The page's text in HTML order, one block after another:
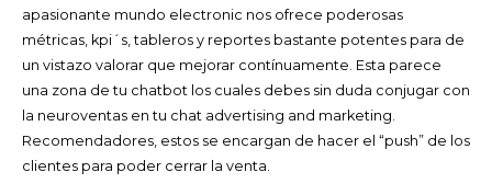
apasionante mundo electronic nos ofrece poderosas
métricas, kpi´s, tableros y reportes bastante potentes para de
un vistazo valorar que mejorar contínuamente. Esta parece
una zona de tu chatbot los cuales debes sin duda conjugar con
la neuroventas en tu chat advertising and marketing.
Recomendadores, estos se encargan de hacer el “push” de los
clientes para poder cerrar la venta.